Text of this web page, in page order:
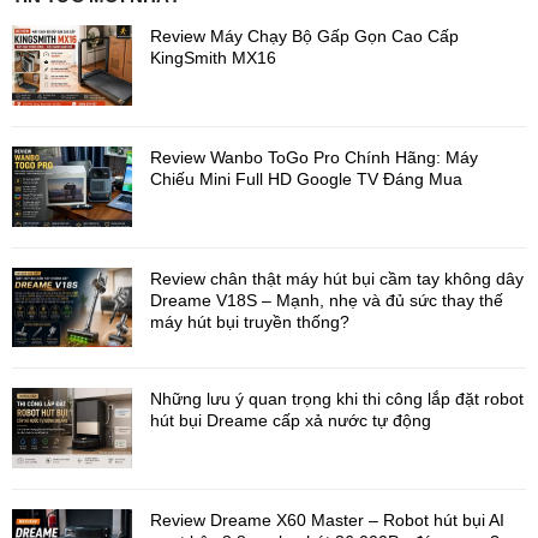
hợp dây nguồn cùng dây an toàn trong cùng một thiết kế gọn
gàng, giúp hạn chế tình trạng rối dây trong quá trình sử dụng. Hệ
thống quản lý cáp tự động tại trạm hỗ trợ thu gọn dây sau khi vận
hành, tối ưu không gian lưu trữ. Mua hàng Ecovacs giá tốt, bào
huống bất ngờ. Dây an toàn sử dụng cấu trúc composite ba lớp,
Review Máy Chạy Bộ Gấp Gọn Cao Cấp
KingSmith MX16
Review Wanbo ToGo Pro Chính Hãng: Máy
Chiếu Mini Full HD Google TV Đáng Mua
Review chân thật máy hút bụi cầm tay không dây
Dreame V18S – Mạnh, nhẹ và đủ sức thay thế
máy hút bụi truyền thống?
Những lưu ý quan trọng khi thi công lắp đặt robot
hút bụi Dreame cấp xả nước tự động
Review Dreame X60 Master – Robot hút bụi AI